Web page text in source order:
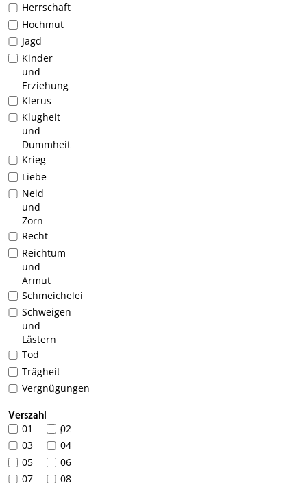
Herrschaft
Hochmut
Jagd
Kinder
und
Erziehung
Klerus
Klugheit
und
Dummheit
Krieg
Liebe
Neid
und
Zorn
Recht
Reichtum
und
Armut
Schmeichelei
Schweigen
und
Lästern
Tod
Trägheit
Vergnügungen
Verszahl
01 102
03
04
05
06
07
08